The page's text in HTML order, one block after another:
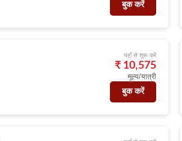
बुक करें
यहाँ से शुरू करें
₹ 10,575
मूल्य/यात्री
बुक करें